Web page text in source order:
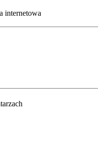
internetowa